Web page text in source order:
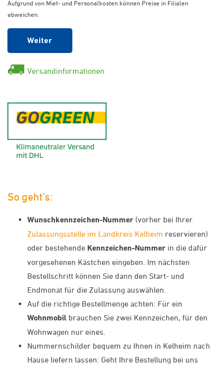
Aufgrund von Miet- und Personalkosten können Preise in Filialen
abweichen.
Weiter
Versandinformationen
So geht's:
Wunschkennzeichen-Nummer (vorher bei Ihrer
Zulassungsstelle im Landkreis Kelheim reservieren)
oder bestehende Kennzeichen-Nummer in die dafür
vorgesehenen Kästchen eingeben. Im nächsten
Bestellschritt können Sie dann den Start- und
Endmonat für die Zulassung auswählen.
Auf die richtige Bestellmenge achten: Für ein
Wohnmobil brauchen Sie zwei Kennzeichen, für den
Wohnwagen nur eines.
Nummernschilder bequem zu Ihnen in Kelheim nach
Hause liefern lassen: Geht Ihre Bestellung bei uns